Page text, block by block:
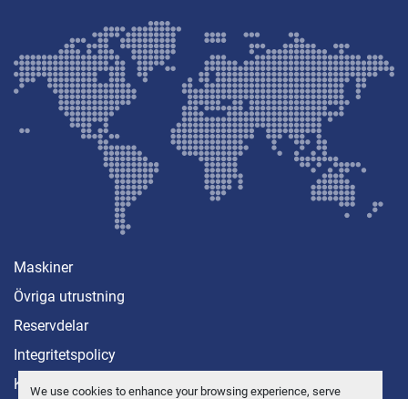
We use cookies to enhance your browsing experience, serve
Maskiner
Övriga utrustning
Reservdelar
Integritetspolicy
Kontakt